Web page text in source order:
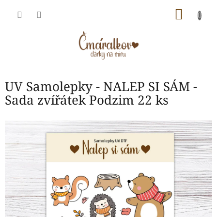
UV Samolepky - NALEP SI SÁM -
Sada zvířátek Podzim 22 ks